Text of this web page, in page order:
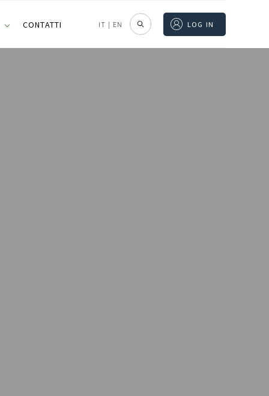
CONTATTI IT | EN LOG IN